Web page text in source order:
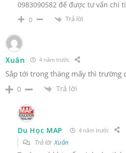
0983090582 để được tư vấn chi
0 Trả lời
Xuân 4 năm trước
Sắp tới trong tháng mấy thì trường
0 Trả lời
Du Học MAP 4 năm trước
Trả lờiXuân